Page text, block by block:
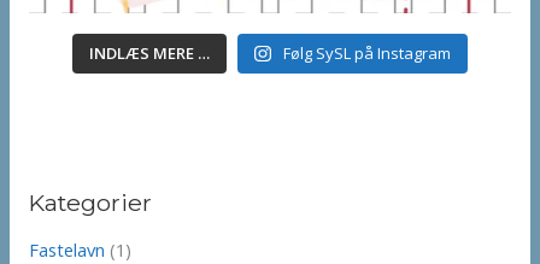
INDLÆS MERE … Følg SySL på Instagram
Kategorier
Fastelavn (1)